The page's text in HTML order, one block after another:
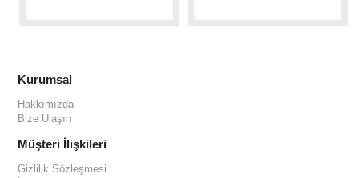
Kurumsal
Hakkımızda
Bize Ulaşın
Müşteri İlişkileri
Gizlilik Sözleşmesi